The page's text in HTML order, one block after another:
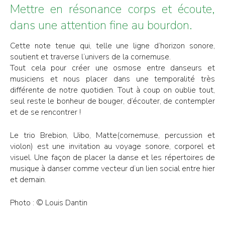
Mettre en résonance corps et écoute,
dans une attention fine au bourdon.
Cette note tenue qui, telle une ligne d’horizon sonore,
soutient et traverse l’univers de la cornemuse.
Tout cela pour créer une osmose entre danseurs et
musiciens et nous placer dans une temporalité très
différente de notre quotidien. Tout à coup on oublie tout,
seul reste le bonheur de bouger, d’écouter, de contempler
et de se rencontrer !
Le trio Brebion, Uibo, Matte(cornemuse, percussion et
violon) est une invitation au voyage sonore, corporel et
visuel. Une façon de placer la danse et les répertoires de
musique à danser comme vecteur d’un lien social entre hier
et demain.
Photo : © Louis Dantin